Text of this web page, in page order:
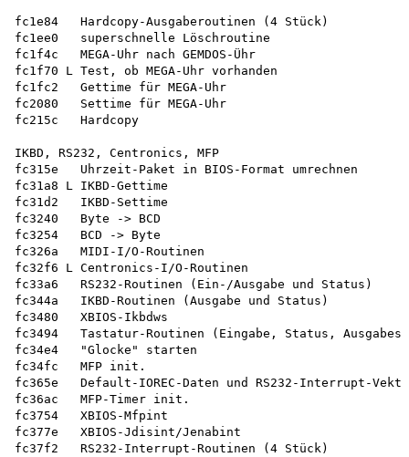
fc1e84   Hardcopy-Ausgaberoutinen (4 Stück)
fc1ee0   superschnelle Löschroutine
fc1f4c   MEGA-Uhr nach GEMDOS-Ühr
fc1f70 L Test, ob MEGA-Uhr vorhanden
fc1fc2   Gettime für MEGA-Uhr
fc2080   Settime für MEGA-Uhr
fc215c   Hardcopy
IKBD, RS232, Centronics, MFP
fc315e   Uhrzeit-Paket in BIOS-Format umrechnen
fc31a8 L IKBD-Gettime
fc31d2   IKBD-Settime
fc3240   Byte -> BCD
fc3254   BCD -> Byte
fc326a   MIDI-I/O-Routinen
fc32f6 L Centronics-I/O-Routinen
fc33a6   RS232-Routinen (Ein-/Ausgabe und Status)
fc344a   IKBD-Routinen (Ausgabe und Status)
fc3480   XBIOS-Ikbdws
fc3494   Tastatur-Routinen (Eingabe, Status,
fc34e4   "Glocke" starten
fc34fc   MFP init.
fc365e   Default-IOREC-Daten und RS232-Interrupt-
fc36ac   MFP-Timer init.
fc3754   XBIOS-Mfpint
fc377e   XBIOS-Jdisint/Jenabint
fc37f2   RS232-Interrupt-Routinen (4 Stück)